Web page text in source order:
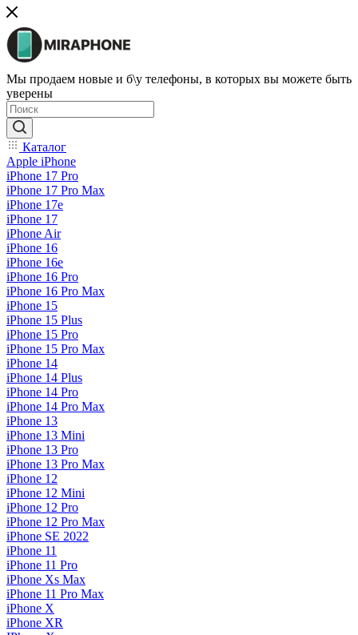
Мы продаем новые и б\у телефоны, в которых вы можете быть
уверены
Каталог
Apple iPhone
iPhone 17 Pro
iPhone 17 Pro Max
iPhone 17e
iPhone 17
iPhone Air
iPhone 16
iPhone 16e
iPhone 16 Pro
iPhone 16 Pro Max
iPhone 15
iPhone 15 Plus
iPhone 15 Pro
iPhone 15 Pro Max
iPhone 14
iPhone 14 Plus
iPhone 14 Pro
iPhone 14 Pro Max
iPhone 13
iPhone 13 Mini
iPhone 13 Pro
iPhone 13 Pro Max
iPhone 12
iPhone 12 Mini
iPhone 12 Pro
iPhone 12 Pro Max
iPhone SE 2022
iPhone 11
iPhone 11 Pro
iPhone Xs Max
iPhone 11 Pro Max
iPhone X
iPhone XR